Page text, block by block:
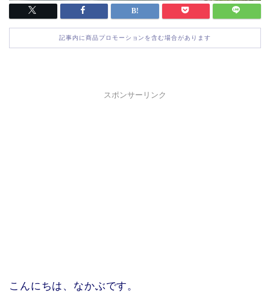
記事内に商品プロモーションを含む場合があります
スポンサーリンク
こんにちは、なかぶです。